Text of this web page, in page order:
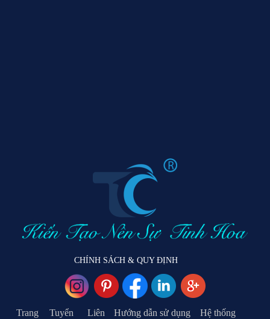
CHÍNH SÁCH & QUY ĐỊNH
Trang
Tuyển
Liên
Hướng dẫn sử dụng
Hệ thống